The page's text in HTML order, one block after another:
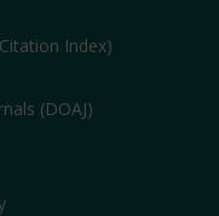
Index)
(DOAJ)